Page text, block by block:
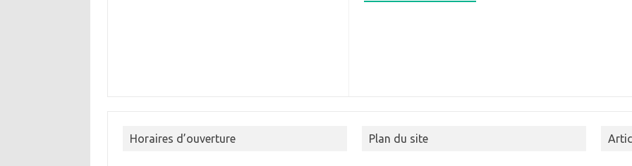
Horaires d’ouverture Plan du site